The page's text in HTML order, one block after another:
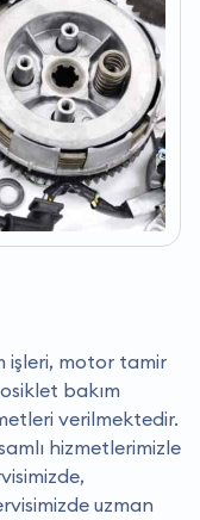
işleri, motor tamir
bakım
verilmektedir.
hizmetlerimizle
uzman